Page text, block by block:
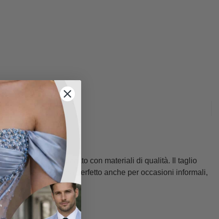
nei dettagli e realizzato con materiali di qualità. Il taglio
quotidiano, ma perfetto anche per occasioni informali,